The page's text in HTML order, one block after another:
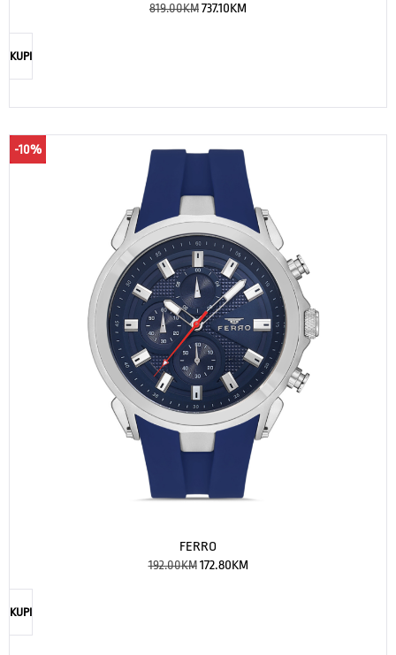
819.00KM737.10KM
KUPI
-10%
FERRO
192.00KM 172.80KM
KUPI